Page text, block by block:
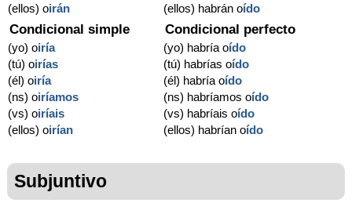
(ellos) oirán
(ellos) habrán oído
Condicional simple
(yo) oiría
(tú) oirías
(él) oiría
(ns) oiríamos
(vs) oiríais
(ellos) oirían
Condicional perfecto
(yo) habría oído
(tú) habrías oído
(él) habría oído
(ns) habríamos oído
(vs) habríais oído
(ellos) habrían oído
Subjuntivo